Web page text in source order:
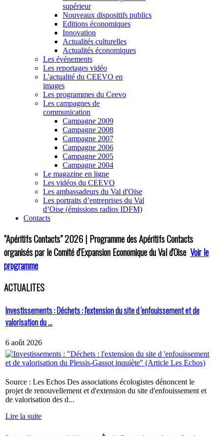
supérieur
Nouveaux dispositifs publics
Editions économiques
Innovation
Actualités culturelles
Actualités économiques
Les événements
Les reportages vidéo
L'actualité du CEEVO en
images
Les programmes du Ceevo
Les campagnes de
communication
Campagne 2009
Campagne 2008
Campagne 2007
Campagne 2006
Campagne 2005
Campagne 2004
Le magazine en ligne
Les vidéos du CEEVO
Les ambassadeurs du Val d'Oise
Les portraits d’entreprises du Val
d’Oise (émissions radios IDFM)
Contacts
"Apéritifs Contacts"2026 | Programme des Apéritifs Contacts
organisés par le Comité d'Expansion Economique du Val d'Oise Voir le
programme
ACTUALITES
Investissements : Déchets : l'extension du site d 'enfouissement et de
valorisation du ...
6 août 2026
Source : Les Echos Des associations écologistes dénoncent le
projet de renouvellement et d'extension du site d'enfouissement et
de valorisation des d...
Lire la suite